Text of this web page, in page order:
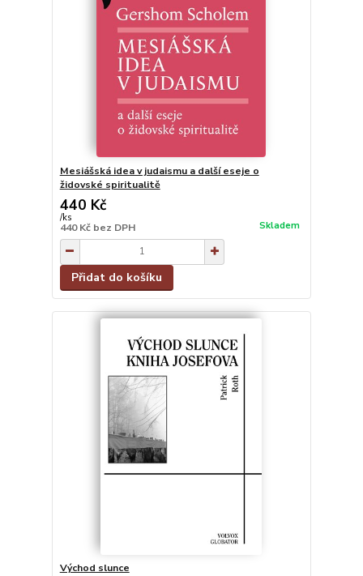
Mesiášská idea v judaismu a další eseje o
židovské spiritualitě
440 Kč
/ks
440 Kč bez DPH Skladem
Přidat do košíku
Východ slunce